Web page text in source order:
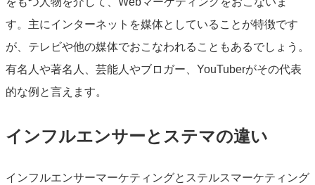
す。主にインターネットを媒体としていることが特徴です
が、テレビや他の媒体でおこなわれることもあるでしょう。
有名人や著名人、芸能人やブロガー、YouTuberがその代表
的な例と言えます。
インフルエンサーとステマの違い
インフルエンサーマーケティングとステルスマーケティング